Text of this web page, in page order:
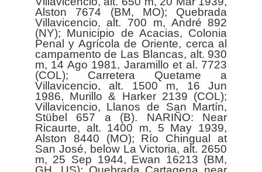
Alston 7674 (BM, MO); Quebrada
Villavicencio, alt. 700 m, André 892
(NY); Municipio de Acacias, Colonia
Penal y Agrícola de Oriente, cerca al
campamento de Las Blancas, alt. 930
m, 14 Ago 1981, Jaramillo et al. 7723
(COL); Carretera Quetame a
Villavicencio, alt. 1500 m, 16 Jun
1986, Murillo & Harker 2139 (COL);
Villavicencio, Llanos de San Martín,
Stübel 657 a (B). NARIÑO: Near
Ricaurte, alt. 1400 m, 5 May 1939,
Alston 8440 (MO); Río Chingual at
San José, below La Victoria, alt. 2650
m, 25 Sep 1944, Ewan 16213 (BM,